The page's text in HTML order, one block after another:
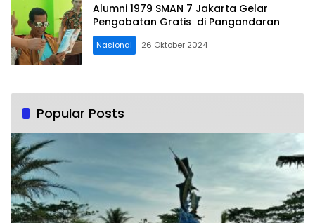
Alumni 1979 SMAN 7 Jakarta Gelar
Pengobatan Gratis di Pangandaran
Nasional 26 Oktober 2024
Popular Posts